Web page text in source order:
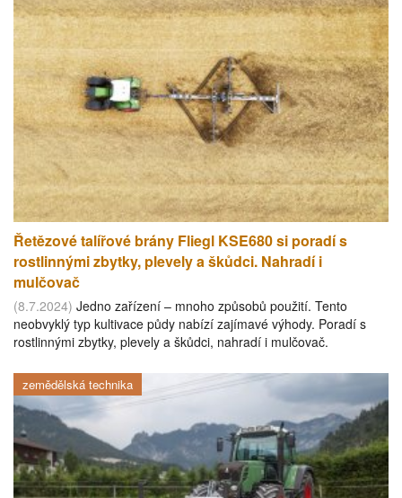
Řetězové talířové brány Fliegl KSE680 si poradí s
rostlinnými zbytky, plevely a škůdci. Nahradí i
mulčovač
(8.7.2024) Jedno zařízení – mnoho způsobů použití. Tento
neobvyklý typ kultivace půdy nabízí zajímavé výhody. Poradí s
rostlinnými zbytky, plevely a škůdci, nahradí i mulčovač.
zemědělská technika